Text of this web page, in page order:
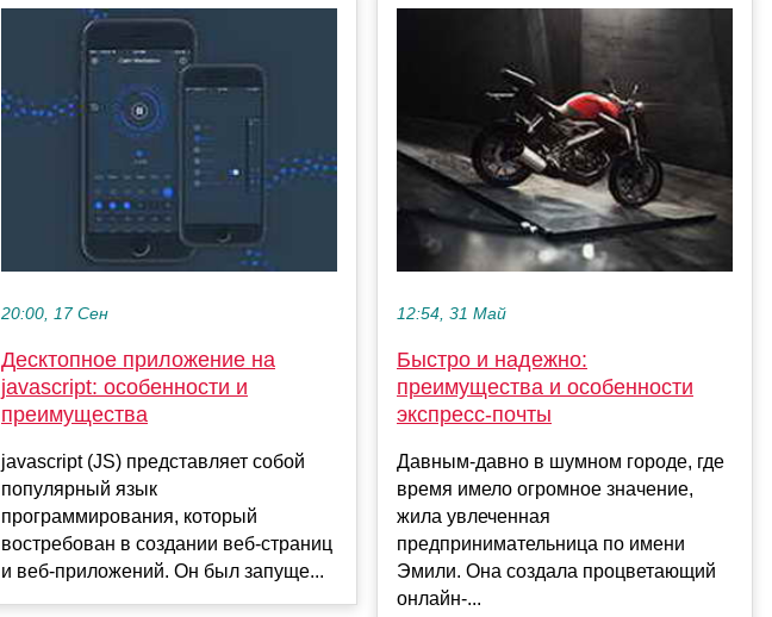
20:00, 17 Сен
Десктопное приложение на
jаvascript: особенности и
преимущества
jаvascript (JS) представляет собой
популярный язык
программирования, который
востребован в создании веб-страниц
и веб-приложений. Он был запуще...
12:54, 31 Май
Быстро и надежно:
преимущества и особенности
экспресс-почты
Давным-давно в шумном городе, где
время имело огромное значение,
жила увлеченная
предпринимательница по имени
Эмили. Она создала процветающий
онлайн-...